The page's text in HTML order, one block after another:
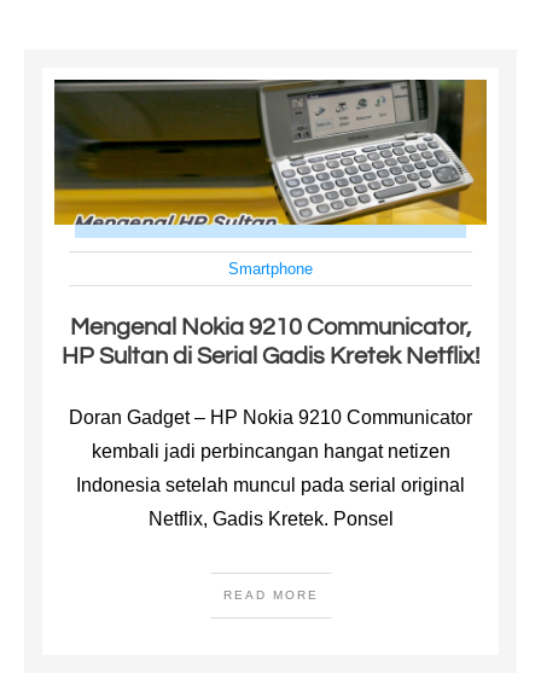
Smartphone
Mengenal Nokia 9210 Communicator,
HP Sultan di Serial Gadis Kretek Netflix!
Doran Gadget – HP Nokia 9210 Communicator
kembali jadi perbincangan hangat netizen
Indonesia setelah muncul pada serial original
Netflix, Gadis Kretek. Ponsel
READ MORE